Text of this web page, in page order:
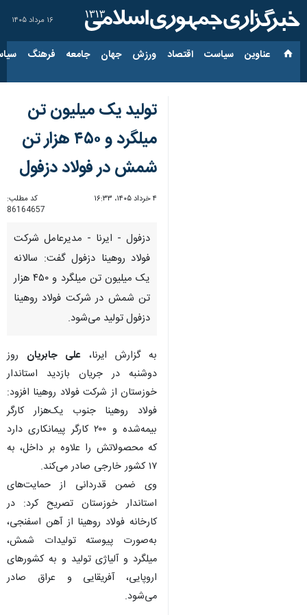
۱۶ مرداد ۱۴۰۵
عناوین‌ سیاست اقتصاد ورزش جهان جامعه فرهنگ
تولید یک میلیون تن
میلگرد و ۴۵۰ هزار تن
شمش در فولاد دزفول
۴ خرداد ۱۴۰۵، ۱۶:۳۳
کد مطلب:
86164657
دزفول - ایرنا - مدیرعامل شرکت
فولاد روهینا دزفول گفت: سالانه
یک میلیون تن میلگرد و ۴۵۰ هزار
تن شمش در شرکت فولاد روهینا
دزفول تولید می‌شود.
به گزارش ایرنا، علی جابریان روز
دوشنبه در جریان بازدید استاندار
خوزستان از شرکت فولاد روهینا افزود:
فولاد روهینا جنوب یک‌هزار کارگر
بیمه‌شده و ۲۰۰ کارگر پیمانکاری دارد
که محصولاتش را علاوه بر داخل، به
۱۷ کشور خارجی صادر می‌کند.
وی ضمن قدردانی از حمایت‌های
استاندار خوزستان تصریح کرد: در
کارخانه فولاد روهینا از آهن اسفنجی،
به‌صورت پیوسته تولیدات شمش،
میلگرد و آلیاژی تولید و به کشورهای
اروپایی، آفریقایی و عراق صادر
می‌شود.